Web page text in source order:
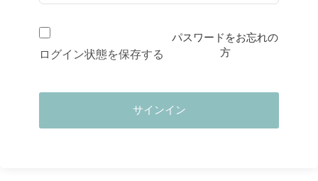
ログイン状態を保存する
パスワードをお忘れの
方
サインイン